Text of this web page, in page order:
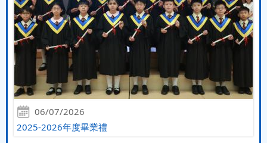
06/07/2026
2025-2026年度畢業禮